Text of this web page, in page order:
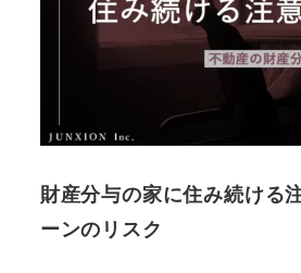
財産分与の家に住み続ける
ーンのリスク